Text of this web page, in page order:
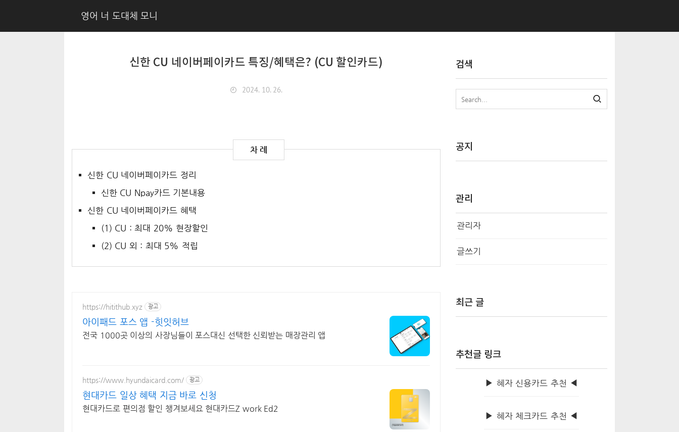
영어 너 도대체 모니
신한 CU 네이버페이카드 특징/혜택은? (CU 할인카드)
2024. 10. 26.
신한 CU 네이버페이카드 정리
신한 CU Npay카드 기본내용
신한 CU 네이버페이카드 혜택
(1) CU : 최대 20% 현장할인
(2) CU 외 : 최대 5% 적립
https://hitithub.xyz 광고
아이패드 포스 앱 -힛잇허브
전국 1000곳 이상의 사장님들이 포스대신 선택한 신뢰받는 매장관리 앱
https://www.hyundaicard.com/ 광고
현대카드 일상 혜택 지금 바로 신청
현대카드로 편의점 할인 챙겨보세요 현대카드Z work Ed2
검색
공지
관리
관리자
글쓰기
최근 글
추천글 링크
▶ 혜자 신용카드 추천 ◀
▶ 혜자 체크카드 추천 ◀